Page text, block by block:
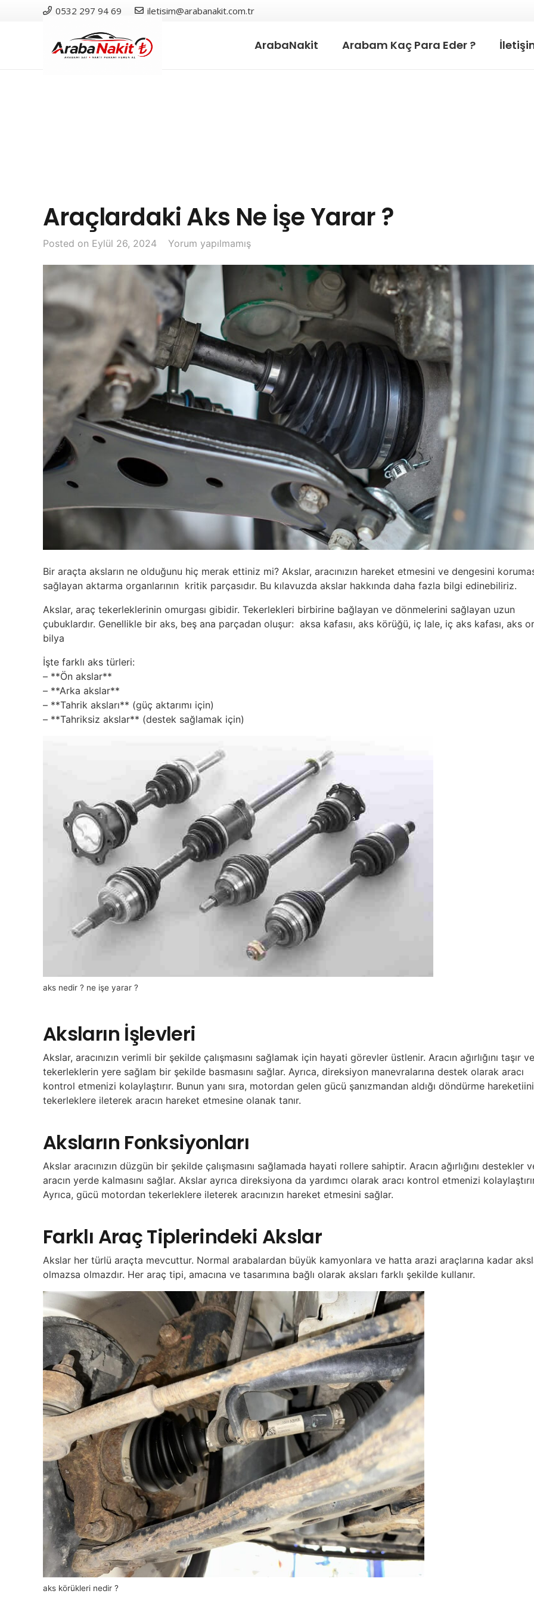
0532 297 94 69 iletisim@arabanakit.com.tr
ArabaNakit Arabam Kaç Para Eder ?
Araçlardaki Aks Ne İşe Yarar ?
Posted on Eylül 26, 2024 Yorum yapılmamış
Bir araçta aksların ne olduğunu hiç merak ettiniz mi? Akslar, aracınızın hareket etmesini ve dengesini
sağlayan aktarma organlarının kritik parçasıdır. Bu kılavuzda akslar hakkında daha fazla bilgi edinebiliriz.
Akslar, araç tekerleklerinin omurgası gibidir. Tekerlekleri birbirine bağlayan ve dönmelerini sağlayan uzun
çubuklardır. Genellikle bir aks, beş ana parçadan oluşur: aksa kafasıı, aks körüğü, iç lale, iç aks kafası, aks
bilya
İşte farklı aks türleri:
– **Ön akslar**
– **Arka akslar**
– **Tahrik aksları** (güç aktarımı için)
– **Tahriksiz akslar** (destek sağlamak için)
aks nedir ? ne işe yarar ?
Aksların İşlevleri
Akslar, aracınızın verimli bir şekilde çalışmasını sağlamak için hayati görevler üstlenir. Aracın ağırlığını taşır ve
tekerleklerin yere sağlam bir şekilde basmasını sağlar. Ayrıca, direksiyon manevralarına destek olarak aracı
kontrol etmenizi kolaylaştırır. Bunun yanı sıra, motordan gelen gücü şanızmandan aldığı döndürme hareketiini
tekerleklere ileterek aracın hareket etmesine olanak tanır.
Aksların Fonksiyonları
Akslar aracınızın düzgün bir şekilde çalışmasını sağlamada hayati rollere sahiptir. Aracın ağırlığını destekler
aracın yerde kalmasını sağlar. Akslar ayrıca direksiyona da yardımcı olarak aracı kontrol etmenizi
Ayrıca, gücü motordan tekerleklere ileterek aracınızın hareket etmesini sağlar.
Farklı Araç Tiplerindeki Akslar
Akslar her türlü araçta mevcuttur. Normal arabalardan büyük kamyonlara ve hatta arazi araçlarına kadar
olmazsa olmazdır. Her araç tipi, amacına ve tasarımına bağlı olarak aksları farklı şekilde kullanır.
aks körükleri nedir ?